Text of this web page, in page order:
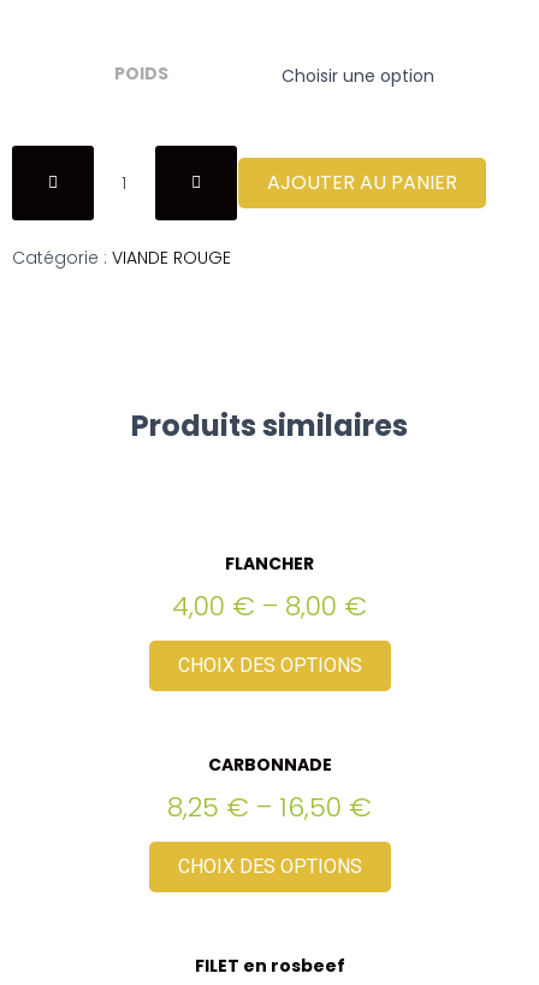
POIDS
AJOUTER AU PANIER
Catégorie : VIANDE ROUGE
Produits similaires
FLANCHER
4,00 € – 8,00 €
CHOIX DES OPTIONS
CARBONNADE
8,25 € – 16,50 €
CHOIX DES OPTIONS
FILET en rosbeef